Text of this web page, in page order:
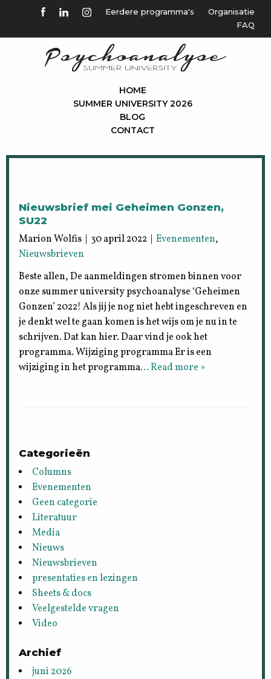
Eerdere programma's
Organisatie
FAQ
HOME
SUMMER UNIVERSITY 2026
BLOG
CONTACT
Nieuwsbrief mei Geheimen Gonzen,
SU22
Marion Wolfis | 30 april 2022 |Evenementen,
Nieuwsbrieven
Beste allen, De aanmeldingen stromen binnen voor
onze summer university psychoanalyse ‘Geheimen
Gonzen’ 2022! Als jij je nog niet hebt ingeschreven en
je denkt wel te gaan komen is het wijs om je nu in te
schrijven. Dat kan hier. Daar vind je ook het
programma. Wijziging programma Er is een
wijziging in het programma… Read more »
Categorieën
Columns
Evenementen
Geen categorie
Literatuur
Media
Nieuws
Nieuwsbrieven
presentaties en lezingen
Sheets & docs
Veelgestelde vragen
Video
Archief
juni 2026